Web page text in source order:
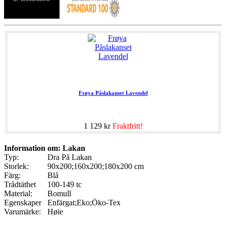
Frøya Påslakanset Lavendel
1 129 krFraktfritt!
Information om: Lakan
Typ:
Dra På Lakan
Storlek:
90x200;160x200;180x200 cm
Färg:
Blå
Trådtäthet
100-149 tc
Material:
Bomull
Egenskaper
Enfärgat;Eko;Öko-Tex
Varumärke:
Høie